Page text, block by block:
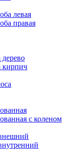
левая
правая
кирпич
с коленом